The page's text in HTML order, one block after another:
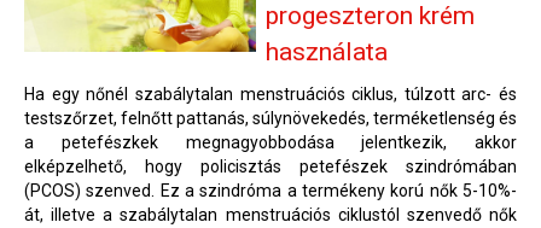
progeszteron krém
használata
Ha egy nőnél szabálytalan menstruációs ciklus, túlzott arc- és
testszőrzet, felnőtt pattanás, súlynövekedés, terméketlenség és
a petefészkek megnagyobbodása jelentkezik, akkor
elképzelhető, hogy policisztás petefészek szindrómában
(PCOS) szenved. Ez a szindróma a termékeny korú nők 5-10%-
át, illetve a szabálytalan menstruációs ciklustól szenvedő nők